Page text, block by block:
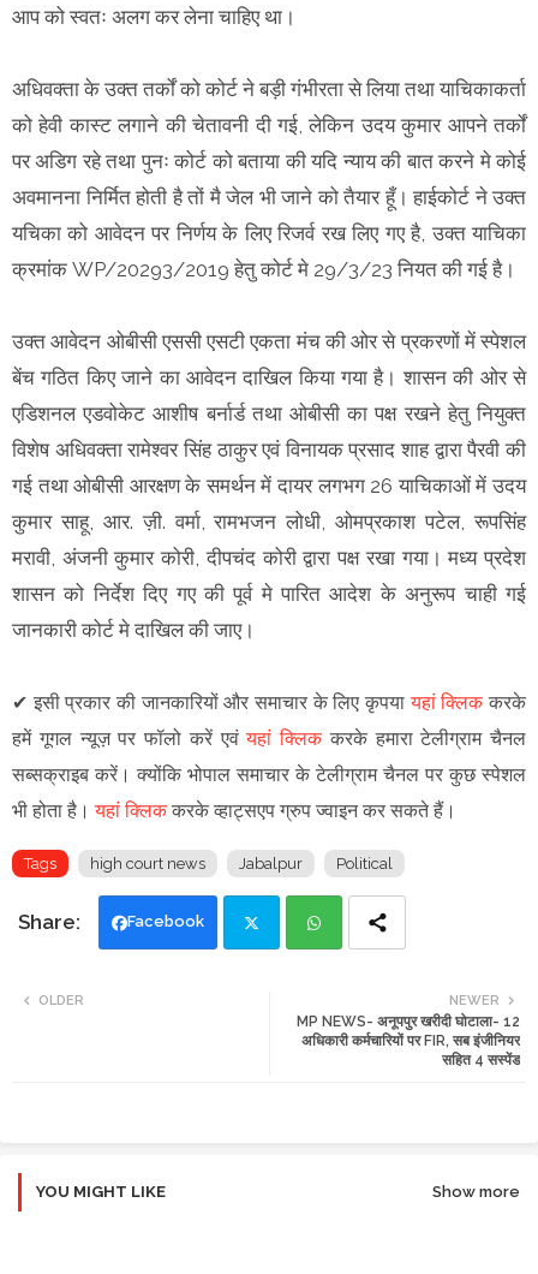
आप को स्वतः अलग कर लेना चाहिए था।
अधिवक्ता के उक्त तर्कों को कोर्ट ने बड़ी गंभीरता से लिया तथा याचिकाकर्ता
को हेवी कास्ट लगाने की चेतावनी दी गई, लेकिन उदय कुमार आपने तर्कों
पर अडिग रहे तथा पुनः कोर्ट को बताया की यदि न्याय की बात करने मे कोई
अवमानना निर्मित होती है तों मै जेल भी जाने को तैयार हूँ। हाईकोर्ट ने उक्त
यचिका को आवेदन पर निर्णय के लिए रिजर्व रख लिए गए है, उक्त याचिका
क्रमांक WP/20293/2019 हेतु कोर्ट मे 29/3/23 नियत की गई है।
उक्त आवेदन ओबीसी एससी एसटी एकता मंच की ओर से प्रकरणों में स्पेशल
बेंच गठित किए जाने का आवेदन दाखिल किया गया है। शासन की ओर से
एडिशनल एडवोकेट आशीष बर्नार्ड तथा ओबीसी का पक्ष रखने हेतु नियुक्त
विशेष अधिवक्ता रामेश्वर सिंह ठाकुर एवं विनायक प्रसाद शाह द्वारा पैरवी की
गई तथा ओबीसी आरक्षण के समर्थन में दायर लगभग 26 याचिकाओं में उदय
कुमार साहू, आर. ज़ी. वर्मा, रामभजन लोधी, ओमप्रकाश पटेल, रूपसिंह
मरावी, अंजनी कुमार कोरी, दीपचंद कोरी द्वारा पक्ष रखा गया। मध्य प्रदेश
शासन को निर्देश दिए गए की पूर्व मे पारित आदेश के अनुरूप चाही गई
जानकारी कोर्ट मे दाखिल की जाए।
✔ इसी प्रकार की जानकारियों और समाचार के लिए कृपयायहां क्लिक करके
हमें गूगल न्यूज़ पर फॉलो करें एवंयहां क्लिक करके हमारा टेलीग्राम चैनल
सब्सक्राइब करें। क्योंकि भोपाल समाचार के टेलीग्राम चैनल पर कुछ स्पेशल
भी होता है।यहां क्लिककरके व्हाट्सएप ग्रुप ज्वाइन कर सकते हैं।
Tags high court news Jabalpur Political
Facebook
ats
NEWER
MP NEWS- अनूपपुर खरीदी घोटाला- 12
अधिकारी कर्मचारियों पर FIR, सब इंजीनियर
सहित 4 सस्पेंड
OLDER
YOU MIGHT LIKE Show more